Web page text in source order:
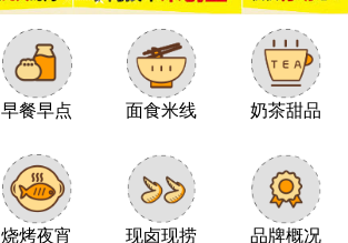
早餐早点 面食米线 奶茶甜品
烧烤夜宵 现卤现捞 品牌概况